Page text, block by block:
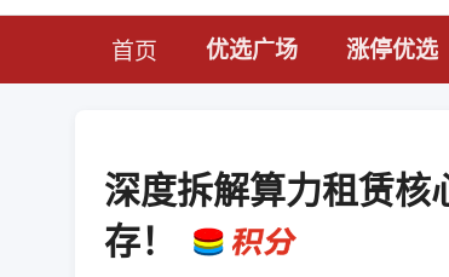
首页 优选广场 涨停优选
深度拆解算力租赁
存！